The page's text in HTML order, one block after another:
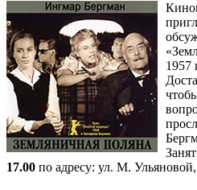
1957
17.00 по адресу: ул. М.